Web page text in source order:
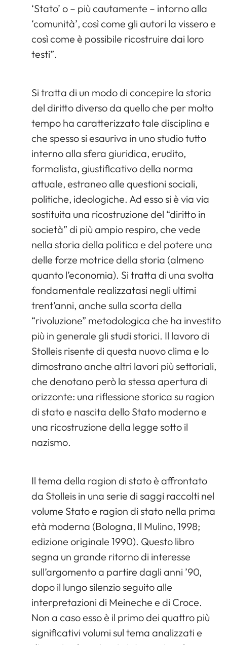
‘Stato’ o – più cautamente – intorno alla
‘comunità’, così come gli autori la vissero e
così come è possibile ricostruire dai loro
testi”.
Si tratta di un modo di concepire la storia
del diritto diverso da quello che per molto
tempo ha caratterizzato tale disciplina e
che spesso si esauriva in uno studio tutto
interno alla sfera giuridica, erudito,
formalista, giustificativo della norma
attuale, estraneo alle questioni sociali,
politiche, ideologiche. Ad esso si è via via
sostituita una ricostruzione del “diritto in
società” di più ampio respiro, che vede
nella storia della politica e del potere una
delle forze motrice della storia (almeno
quanto l’economia). Si tratta di una svolta
fondamentale realizzatasi negli ultimi
trent’anni, anche sulla scorta della
“rivoluzione” metodologica che ha investito
più in generale gli studi storici. Il lavoro di
Stolleis risente di questa nuovo clima e lo
dimostrano anche altri lavori più settoriali,
che denotano però la stessa apertura di
orizzonte: una riflessione storica su ragion
di stato e nascita dello Stato moderno e
una ricostruzione della legge sotto il
nazismo.
Il tema della ragion di stato è affrontato
da Stolleis in una serie di saggi raccolti nel
volume Stato e ragion di stato nella prima
età moderna (Bologna, Il Mulino, 1998;
edizione originale 1990). Questo libro
segna un grande ritorno di interesse
sull’argomento a partire dagli anni ’90,
dopo il lungo silenzio seguito alle
interpretazioni di Meineche e di Croce.
Non a caso esso è il primo dei quattro più
significativi volumi sul tema analizzati e